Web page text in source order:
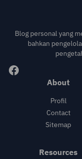
Blog personal yang
bahkan
About
Profil
Contact
Sitemap
Resources